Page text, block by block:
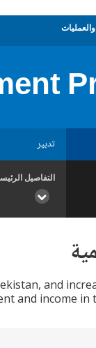
تدبير
التفاصيل
and
and income in